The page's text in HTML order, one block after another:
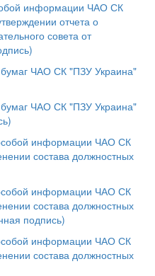
информации ЧАО СК
отчета о
совета от
бумаг ЧАО СК "ПЗУ Украина"
бумаг ЧАО СК "ПЗУ Украина"
информации ЧАО СК
состава должностных
информации ЧАО СК
состава должностных
подпись)
информации ЧАО СК
состава должностных